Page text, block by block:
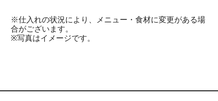
※仕入れの状況により、メニュー・食材に変更がある場
合がございます。
※写真はイメージです。